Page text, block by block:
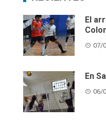
El
07/
En
06/